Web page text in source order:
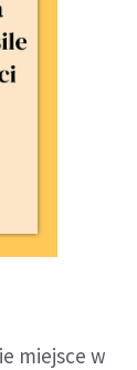
miejsce w